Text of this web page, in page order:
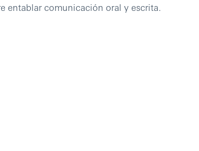
comunicación oral y escrita.